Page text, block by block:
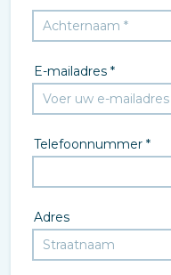
E-mailadres *
Telefoonnummer *
Adres